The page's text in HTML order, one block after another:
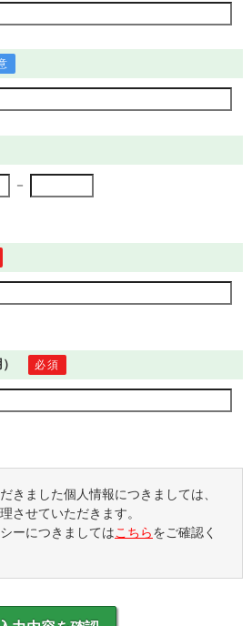
－
必須
きました個人情報につきましては、
させていただきます。
ーにつきましてはこちらをご確認く